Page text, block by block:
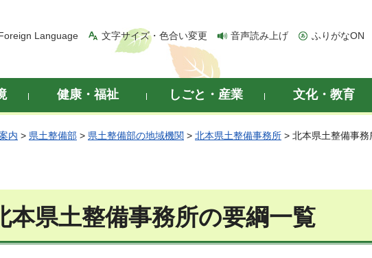
Language 文字サイズ・色合い変更 音声読み上げ ふりがなON
健康・福祉 しごと・産業 文化・教育
内 > 県土整備部 > 県土整備部の地域機関 > 北本県土整備事務所 > 北本県土整備事
本県土整備事務所の要綱一覧